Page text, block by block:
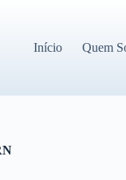
Início Quem